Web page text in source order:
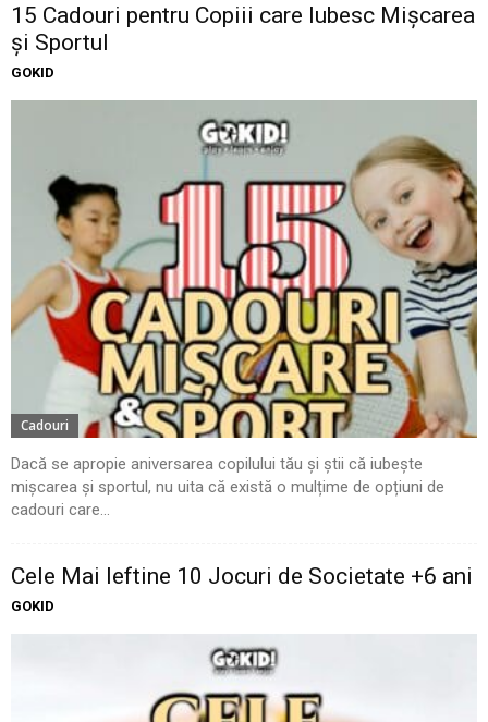
15 Cadouri pentru Copiii care Iubesc Mișcarea
și Sportul
GOKID
Cadouri
Dacă se apropie aniversarea copilului tău și știi că iubește
mișcarea și sportul, nu uita că există o mulțime de opțiuni de
cadouri care...
Cele Mai Ieftine 10 Jocuri de Societate +6 ani
GOKID